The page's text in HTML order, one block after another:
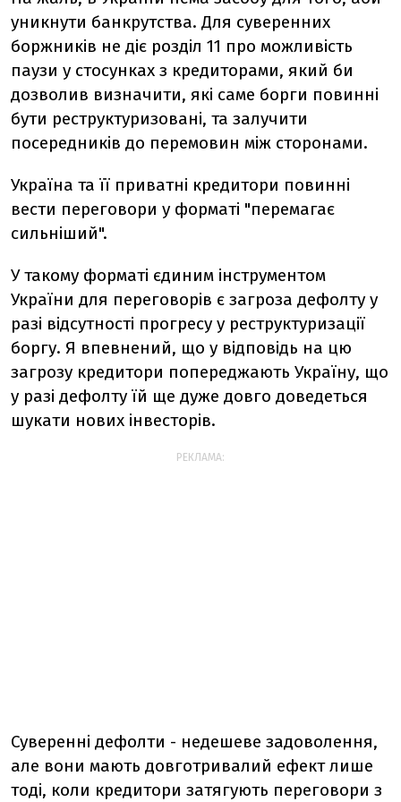
уникнути банкрутства. Для суверенних
боржників не діє розділ 11 про можливість
паузи у стосунках з кредиторами, який би
дозволив визначити, які саме борги повинні
бути реструктуризовані, та залучити
посередників до перемовин між сторонами.
Україна та її приватні кредитори повинні
вести переговори у форматі "перемагає
сильніший".
У такому форматі єдиним інструментом
України для переговорів є загроза дефолту у
разі відсутності прогресу у реструктуризації
боргу. Я впевнений, що у відповідь на цю
загрозу кредитори попереджають Україну, що
у разі дефолту їй ще дуже довго доведеться
шукати нових інвесторів.
РЕКЛАМА:
Суверенні дефолти - недешеве задоволення,
але вони мають довготривалий ефект лише
тоді, коли кредитори затягують переговори з